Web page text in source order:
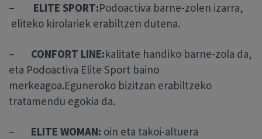
– ELITE SPORT:Podoactiva barne-zolen izarra,
eliteko kirolariek erabiltzen dutena.
– CONFORT LINE:kalitate handiko barne-zola da,
eta Podoactiva Elite Sport baino
merkeagoa.Eguneroko bizitzan erabiltzeko
tratamendu egokia da.
– ELITE WOMAN: oin eta takoi-altuera